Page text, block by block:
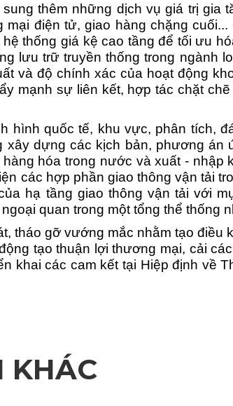
thêm những dịch vụ giá trị gia
điện tử, giao hàng chặng
thống giá kệ cao tầng để tối ưu
lưu trữ truyền thống trong ngành
và độ chính xác của hoạt động
mạnh sự liên kết, hợp tác chặt
hình quốc tế, khu vực, phân tích,
dựng các kịch bản, phương án
hóa trong nước và xuất -
các hợp phần giao thông vận tải
hạ tầng giao thông vận tải với
quan trong một tổng thể thống
tháo gỡ vướng mắc nhằm tạo điều
tạo thuận lợi thương mại, cải
khai các cam kết tại Hiệp định về
KHÁC